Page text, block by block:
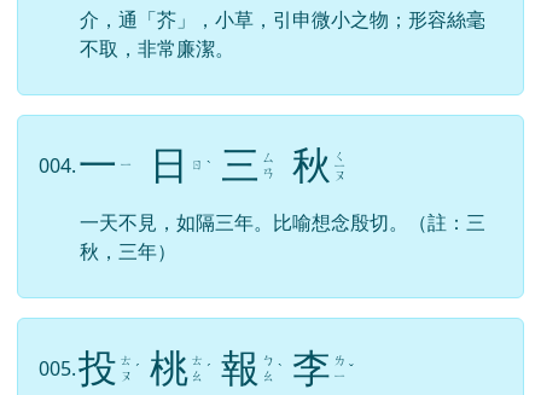
介，通「芥」，小草，引申微小之物；形容絲毫
不取，非常廉潔。
004.一 ㄧ 日 ㄖ ˋ 三 ㄙ
ㄢ
秋 ㄑ
ㄧ
ㄡ
一天不見，如隔三年。比喻想念殷切。（註：三
秋，三年）
005.投 ㄊ
ㄡ ˊ 桃 ㄊ
ㄠ ˊ 報 ㄅ
ㄠ ˋ 李 ㄌ
ㄧ ˇ